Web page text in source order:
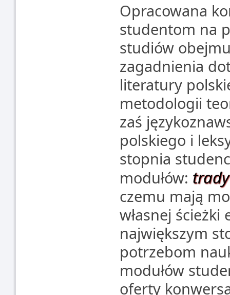
Opracowana
studentom na
studiów
zagadnienia
literatury
metodologii
zaś
polskiego i
stopnia
modułów:
czemu mają
własnej
największym
potrzebom
modułów
oferty